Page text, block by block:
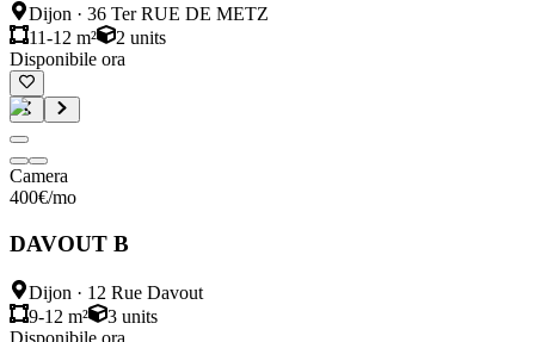
Dijon · 36 Ter RUE DE METZ
11-12 m²
2 units
Disponibile ora
Camera
400€/mo
DAVOUT B
Dijon · 12 Rue Davout
9-12 m²
3 units
Disponibile ora